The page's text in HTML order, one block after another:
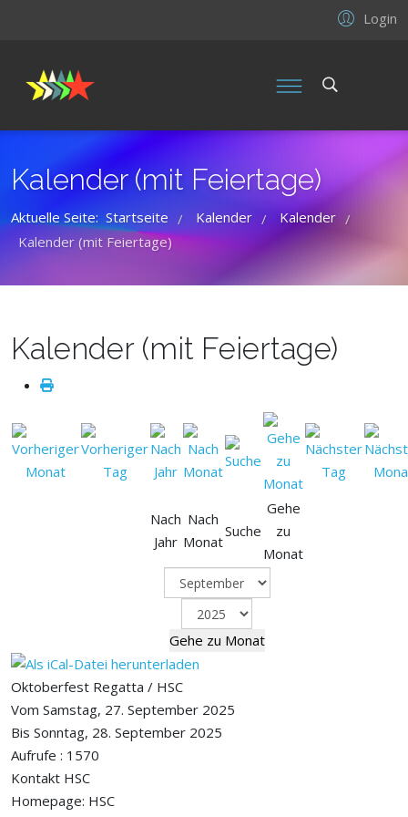
Login
Kalender (mit Feiertage)
Aktuelle Seite: Startseite / Kalender / Kalender /
Kalender (mit Feiertage)
Kalender (mit Feiertage)
Nach
Jahr
Nach
Monat
Suche
Gehe
zu
Monat
Gehe zu Monat
Oktoberfest Regatta / HSC
Vom Samstag, 27. September 2025
Bis Sonntag, 28. September 2025
Aufrufe : 1570
Kontakt HSC
Homepage: HSC